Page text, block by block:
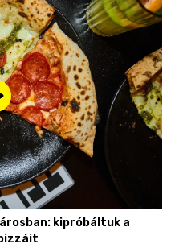
kipróbáltuk a